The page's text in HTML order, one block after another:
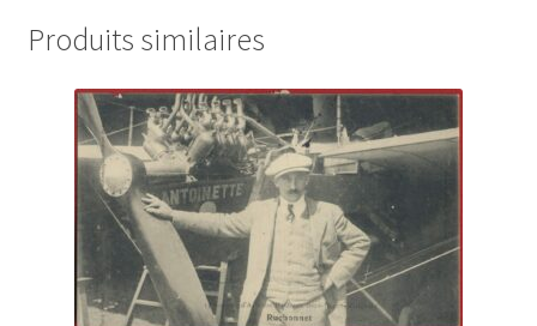
Produits similaires